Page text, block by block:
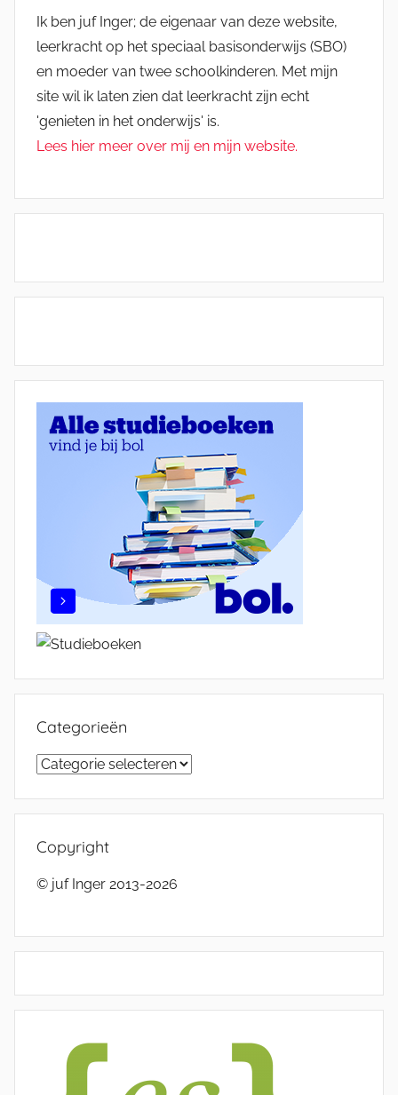
Ik ben juf Inger; de eigenaar van deze website,
leerkracht op het speciaal basisonderwijs (SBO)
en moeder van twee schoolkinderen. Met mijn
site wil ik laten zien dat leerkracht zijn echt
'genieten in het onderwijs' is.
Lees hier meer over mij en mijn website.
Categorieën
Categorieën
Copyright
© juf Inger 2013-2026